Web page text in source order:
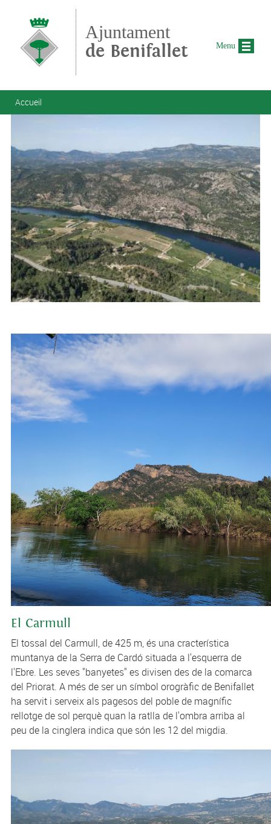
Ajuntament
de Benifallet
Vous êtes ici
Accueil
El Carmull
El tossal del Carmull, de 425 m, és una cracterística
muntanya de la Serra de Cardó situada a l'esquerra de
l'Ebre. Les seves "banyetes" es divisen des de la comarca
del Priorat. A més de ser un símbol orogràfic de Benifallet
ha servit i serveix als pagesos del poble de magnífic
rellotge de sol perquè quan la ratlla de l'ombra arriba al
peu de la cinglera indica que són les 12 del migdia.
Menu